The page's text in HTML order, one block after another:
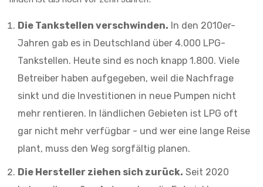
Die Tankstellen verschwinden. In den 2010er-
Jahren gab es in Deutschland über 4.000 LPG-
Tankstellen. Heute sind es noch knapp 1.800. Viele
Betreiber haben aufgegeben, weil die Nachfrage
sinkt und die Investitionen in neue Pumpen nicht
mehr rentieren. In ländlichen Gebieten ist LPG oft
gar nicht mehr verfügbar - und wer eine lange Reise
plant, muss den Weg sorgfältig planen.
Die Hersteller ziehen sich zurück. Seit 2020